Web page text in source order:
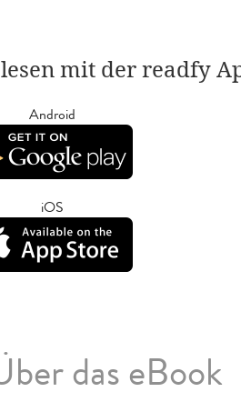
mit der readfy
Android
iOS
das eBook